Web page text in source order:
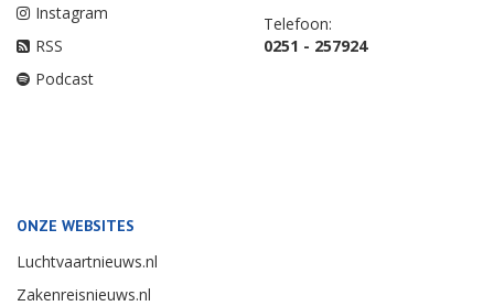
Instagram
RSS
Podcast
Telefoon:
0251 - 257924
ONZE WEBSITES
Luchtvaartnieuws.nl
Zakenreisnieuws.nl